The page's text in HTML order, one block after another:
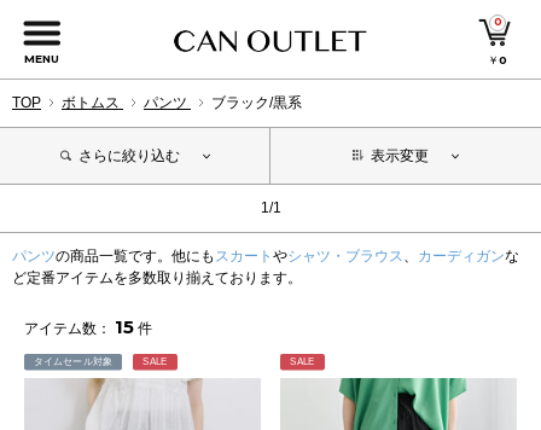
MENU
0
￥0
TOP ボトムス パンツ ブラック/黒系
さらに絞り込む 表示変更
1/1
パンツの商品一覧です。他にも スカート やシャツ・ブラウス、 カーディガンな
ど定番アイテムを多数取り揃えております。
アイテム数： 15 件
タイムセール対象 SALE SALE